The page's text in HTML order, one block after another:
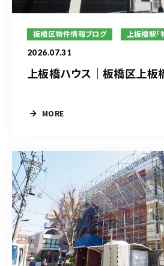
板橋区物件情報ブログ 上板橋駅「
2026.07.31
上板橋ハウス｜板橋区上板
MORE